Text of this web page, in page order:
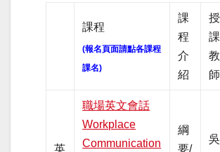
課程
(報名頁面請點各課程
課名)
課
程
介
紹
授
課
教
師
英
職場英文會話
Workplace
Communication
綱
要/
吳